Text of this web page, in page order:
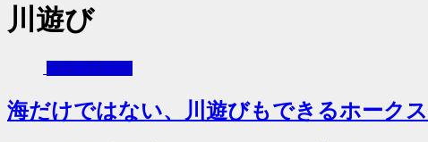
川遊び
その日の日記
海だけではない、川遊びもできるホーク